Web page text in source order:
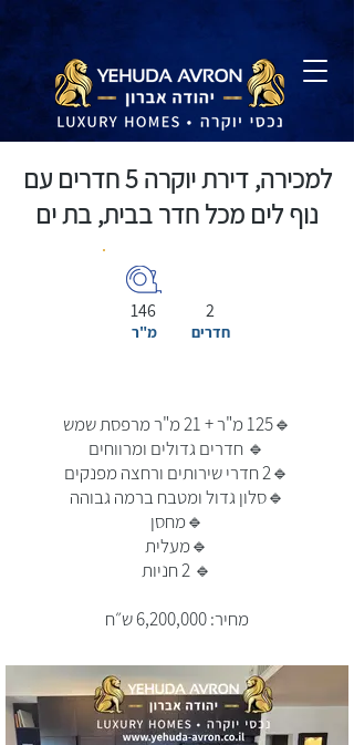
למכירה, דירת יוקרה 5 חדרים עם
נוף לים מכל חדר בבית, בת ים
146
מ"ר
2
חדרים
🔹125 מ"ר + 21 מ"ר מרפסת שמש
🔹 חדרים גדולים ומרווחים
🔹2 חדרי שירותים ורחצה מפנקים
🔹סלון גדול ומטבח ברמה גבוהה
🔹מחסן
🔹מעלית
🔹 2 חניות
מחיר: 6,200,000 ש״ח